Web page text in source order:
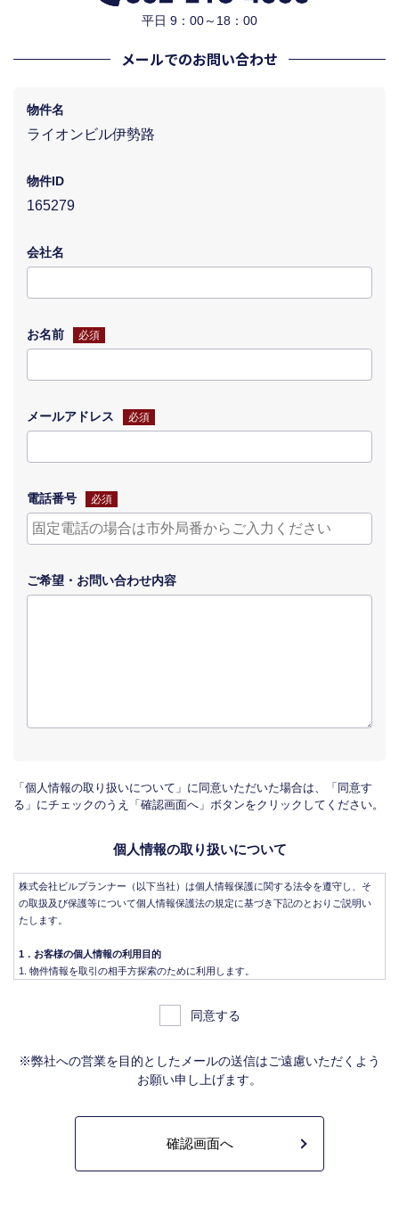
平日 9：00～18：00
メールでのお問い合わせ
物件名
ライオンビル伊勢路
物件ID
165279
会社名
お名前 必須
メールアドレス 必須
電話番号 必須
ご希望・ お問い合わせ内容
「個人情報の取り扱いについて」に同意いただいた場合は、「同意す
る」にチェックのうえ「確認画面へ」ボタンをクリックしてください。
個人情報の取り扱いについて
株式会社ビルプランナー（以下当社）は個人情報保護に関する法令を遵守し、そ
の取扱及び保護等について個人情報保護法の規定に基づき下記のとおりご説明い
たします。
1．お客様の個人情報の利用目的
物件情報を取引の相手方探索のために利用します。
物件情報を、取引の相手方探索のため指定流通機構の物件検索システム（レイ
ンズ）に登録する場合があります。なお契約後、指定流通機構（宅地建物取引
報は、成約した物件の、物件概要、契約年月日、成約価格などの情報で、氏名
は含みません。）を提供します。指定流通機構は、物件情報及び成約情報を指
定流通機構の会員たる宅地建物取引業者や公的な団体に電子データや紙媒体で
不動産の売買契約又は賃貸契約の相手方を探索すること、及び売買、賃貸借、
同意する
※弊社への営業を目的としたメールの送信はご遠慮いただくよう
お願い申し上げます。